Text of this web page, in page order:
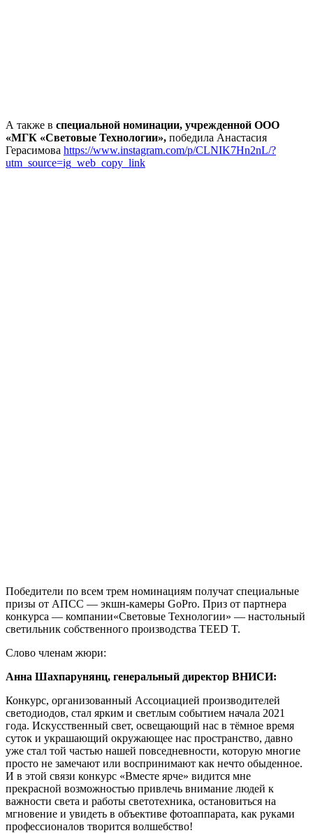
А также в специальной номинации, учрежденной ООО
«МГК «Световые Технологии», победила Анастасия
Герасимова https://www.instagram.com/p/CLNIK7Hn2nL/?
utm_source=ig_web_copy_link
Победители по всем трем номинациям получат специальные
призы от АПСС — экшн-камеры GoPro. Приз от партнера
конкурса — компании«Световые Технологии» — настольный
светильник собственного производства TEED T.
Слово членам жюри:
Анна Шахпарунянц, генеральный директор ВНИСИ:
Конкурс, организованный Ассоциацией производителей
светодиодов, стал ярким и светлым событием начала 2021
года. Искусственный свет, освещающий нас в тёмное время
суток и украшающий окружающее нас пространство, давно
уже стал той частью нашей повседневности, которую многие
просто не замечают или воспринимают как нечто обыденное.
И в этой связи конкурс «Вместе ярче» видится мне
прекрасной возможностью привлечь внимание людей к
важности света и работы светотехника, остановиться на
мгновение и увидеть в объективе фотоаппарата, как руками
профессионалов творится волшебство!